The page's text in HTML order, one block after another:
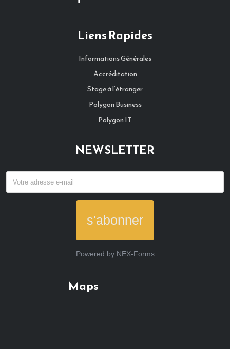
Liens Rapides
Informations Générales
Accréditation
Stage à l‘étranger
Polygon Business
Polygon IT
NEWSLETTER
s'abonner
Powered by NEX-Forms
Maps